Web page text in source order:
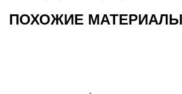
ПОХОЖИЕ МАТЕРИАЛЫ